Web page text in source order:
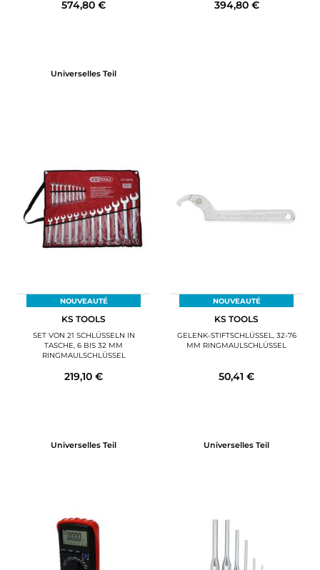
574,80 €
Universelles Teil
394,80 €
NOUVEAUTÉ
KS TOOLS
SET VON 21 SCHLÜSSELN IN
TASCHE, 6 BIS 32 MM
RINGMAULSCHLÜSSEL
219,10 €
Universelles Teil
NOUVEAUTÉ
KS TOOLS
GELENK-STIFTSCHLÜSSEL, 32-76
MM RINGMAULSCHLÜSSEL
50,41 €
Universelles Teil